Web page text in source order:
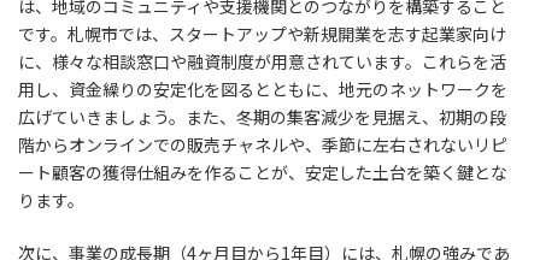
は、地域のコミュニティや支援機関とのつながりを構築すること
です。札幌市では、スタートアップや新規開業を志す起業家向け
に、様々な相談窓口や融資制度が用意されています。これらを活
用し、資金繰りの安定化を図るとともに、地元のネットワークを
広げていきましょう。また、冬期の集客減少を見据え、初期の段
階からオンラインでの販売チャネルや、季節に左右されないリピ
ート顧客の獲得仕組みを作ることが、安定した土台を築く鍵とな
ります。
次に、事業の成長期（4ヶ月目から1年目）には、札幌の強みであ